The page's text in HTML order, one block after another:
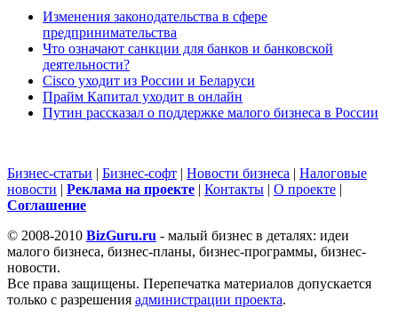
Изменения законодательства в сфере
предпринимательства
Что означают санкции для банков и банковской
деятельности?
Cisco уходит из России и Беларуси
Прайм Капитал уходит в онлайн
Путин рассказал о поддержке малого бизнеса в России
Бизнес-статьи | Бизнес-софт | Новости бизнеса | Налоговые
новости | Реклама на проекте | Контакты | О проекте |
Cоглашение
© 2008-2010 BizGuru.ru - малый бизнес в деталях: идеи
малого бизнеса, бизнес-планы, бизнес-программы, бизнес-
новости.
Все права защищены. Перепечатка материалов допускается
только с разрешения администрации проекта.